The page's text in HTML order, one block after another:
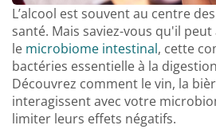
L’alcool est souvent au centre
santé. Mais saviez-vous qu'il
le microbiome intestinal, cette
bactéries essentielle à la
Découvrez comment le vin, la
interagissent avec votre
limiter leurs effets négatifs.